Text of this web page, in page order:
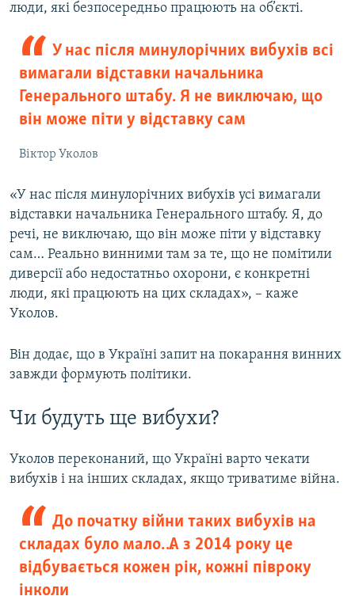
люди, які безпосередньо працюють на об’єкті.
У нас після минулорічних вибухів всі
вимагали відставки начальника
Генерального штабу. Я не виключаю, що
він може піти у відставку сам
Віктор Уколов
«У нас після минулорічних вибухів усі вимагали
відставки начальника Генерального штабу. Я, до
речі, не виключаю, що він може піти у відставку
сам… Реально винними там за те, що не помітили
диверсії або недостатньо охорони, є конкретні
люди, які працюють на цих складах», – каже
Уколов.
Він додає, що в Україні запит на покарання винних
завжди формують політики.
Чи будуть ще вибухи?
Уколов переконаний, що Україні варто чекати
вибухів і на інших складах, якщо триватиме війна.
До початку війни таких вибухів на
складах було мало… А з 2014 року це
відбувається кожен рік, кожні півроку
інколи